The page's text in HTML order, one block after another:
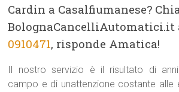
Cardin a Casalfiumanese?
BolognaCancelliAutomatici.it
0910471, risponde Amatica!
Il nostro servizio è il risultato di
campo e di unattenzione costante alle